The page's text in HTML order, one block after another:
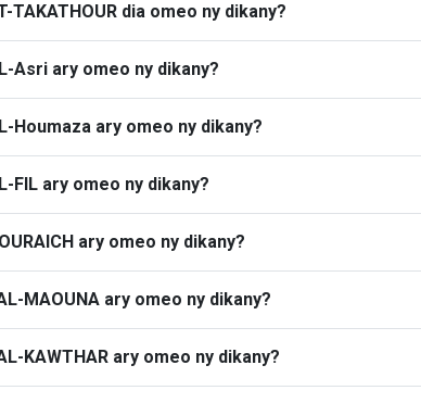
TAKATHOUR dia omeo ny dikany?
Asri ary omeo ny dikany?
Houmaza ary omeo ny dikany?
FIL ary omeo ny dikany?
ary omeo ny dikany?
MAOUNA ary omeo ny dikany?
KAWTHAR ary omeo ny dikany?